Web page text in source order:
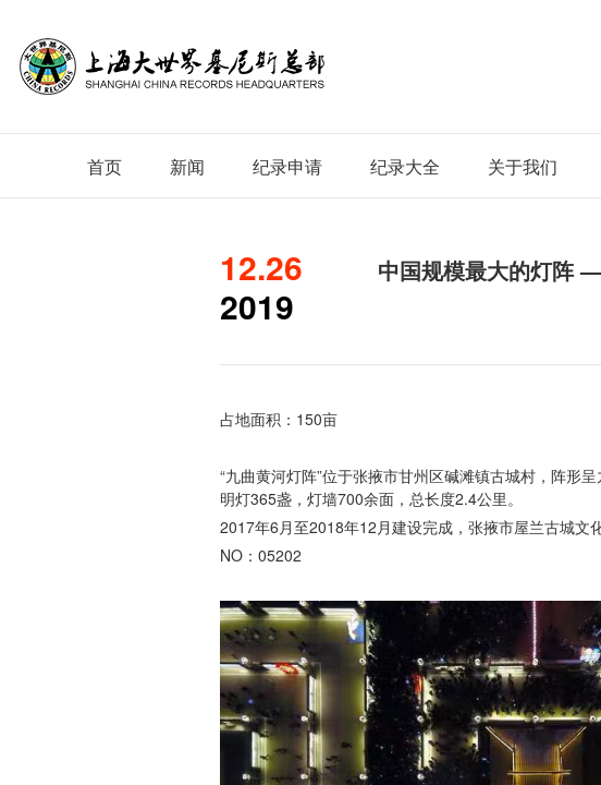
首页 新闻 纪录申请 纪录大全 关于我们
12.26
2019
中国规模最大的灯阵
占地面积：150亩
“九曲黄河灯阵”位于张掖市甘州区碱滩镇古城村，阵形
明灯365盏，灯墙700余面，总长度2.4公里。
2017年6月至2018年12月建设完成，张掖市屋兰古城文
NO：05202